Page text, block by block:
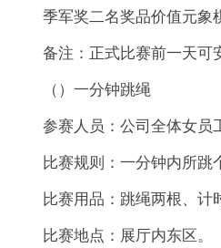
季军奖二名奖品价值元象
备注：正式比赛前一天可
（）一分钟跳绳
参赛人员：公司全体女员
比赛规则：一分钟内所跳
比赛用品：跳绳两根、计
比赛地点：展厅内东区。